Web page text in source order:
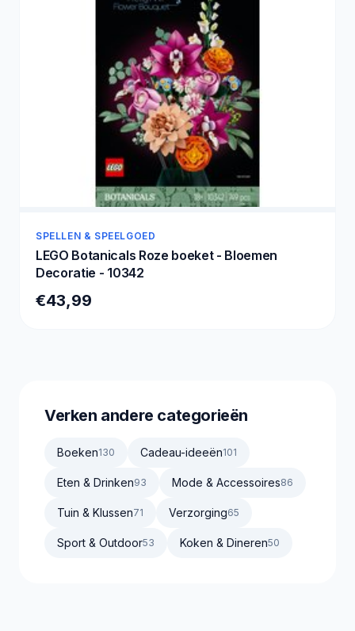
SPELLEN & SPEELGOED
LEGO Botanicals Roze boeket - Bloemen
Decoratie - 10342
€43,99
Verken andere categorieën
Boeken130 Cadeau-ideeën101
Eten & Drinken93 Mode & Accessoires86
Tuin & Klussen71 Verzorging65
Sport & Outdoor53 Koken & Dineren50